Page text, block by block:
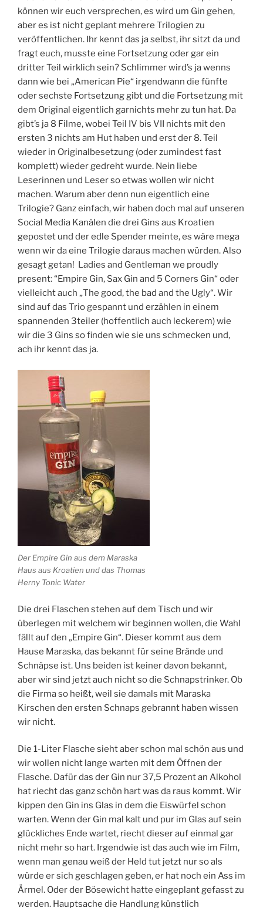
können wir euch versprechen, es wird um Gin gehen,
aber es ist nicht geplant mehrere Trilogien zu
veröffentlichen. Ihr kennt das ja selbst, ihr sitzt da und
fragt euch, musste eine Fortsetzung oder gar ein
dritter Teil wirklich sein? Schlimmer wird’s ja wenns
dann wie bei „American Pie“ irgendwann die fünfte
oder sechste Fortsetzung gibt und die Fortsetzung mit
dem Original eigentlich garnichts mehr zu tun hat. Da
gibt’s ja 8 Filme, wobei Teil IV bis VII nichts mit den
ersten 3 nichts am Hut haben und erst der 8. Teil
wieder in Originalbesetzung (oder zumindest fast
komplett) wieder gedreht wurde. Nein liebe
Leserinnen und Leser so etwas wollen wir nicht
machen. Warum aber denn nun eigentlich eine
Trilogie? Ganz einfach, wir haben doch mal auf unseren
Social Media Kanälen die drei Gins aus Kroatien
gepostet und der edle Spender meinte, es wäre mega
wenn wir da eine Trilogie daraus machen würden. Also
gesagt getan! Ladies and Gentleman we proudly
present: “Empire Gin, Sax Gin and 5 Corners Gin“ oder
vielleicht auch „The good, the bad and the Ugly“. Wir
sind auf das Trio gespannt und erzählen in einem
spannenden 3teiler (hoffentlich auch leckerem) wie
wir die 3 Gins so finden wie sie uns schmecken und,
ach ihr kennt das ja.
Der Empire Gin aus dem Maraska
Haus aus Kroatien und das Thomas
Herny Tonic Water
Die drei Flaschen stehen auf dem Tisch und wir
überlegen mit welchem wir beginnen wollen, die Wahl
fällt auf den „Empire Gin“. Dieser kommt aus dem
Hause Maraska, das bekannt für seine Brände und
Schnäpse ist. Uns beiden ist keiner davon bekannt,
aber wir sind jetzt auch nicht so die Schnapstrinker. Ob
die Firma so heißt, weil sie damals mit Maraska
Kirschen den ersten Schnaps gebrannt haben wissen
wir nicht.
Die 1-Liter Flasche sieht aber schon mal schön aus und
wir wollen nicht lange warten mit dem Öffnen der
Flasche. Dafür das der Gin nur 37,5 Prozent an Alkohol
hat riecht das ganz schön hart was da raus kommt. Wir
kippen den Gin ins Glas in dem die Eiswürfel schon
warten. Wenn der Gin mal kalt und pur im Glas auf sein
glückliches Ende wartet, riecht dieser auf einmal gar
nicht mehr so hart. Irgendwie ist das auch wie im Film,
wenn man genau weiß der Held tut jetzt nur so als
würde er sich geschlagen geben, er hat noch ein Ass im
Ärmel. Oder der Bösewicht hatte eingeplant gefasst zu
werden. Hauptsache die Handlung künstlich